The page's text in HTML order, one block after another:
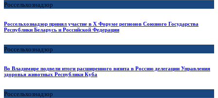
Россельхознадзор
Россельхознадзор принял участие в X Форуме регионов Союзного Государства
Республики Беларусь и Российской Федерации
Россельхознадзор
Во Владимире подвели итоги расширенного визита в Россию делегации Управления
здоровья животных Республики Куба
Россельхознадзор